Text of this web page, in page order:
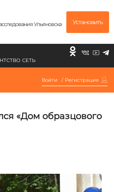
Ульяновска Установить
СЕТЬ
Войти / Регистрация
«Дом образцового